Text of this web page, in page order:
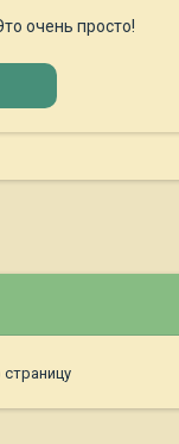
очень просто!